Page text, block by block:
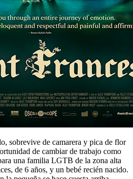
sobrevive de camarera y pica de flor
de cambiar de trabajo como
una familia LGTB de la zona alta
de 6 años, y un bebé recién nacido.